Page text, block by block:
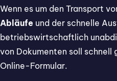
Wenn es um den Transport
Abläufe und der schnelle
betriebswirtschaftlich
von Dokumenten soll schnell
Online-Formular.